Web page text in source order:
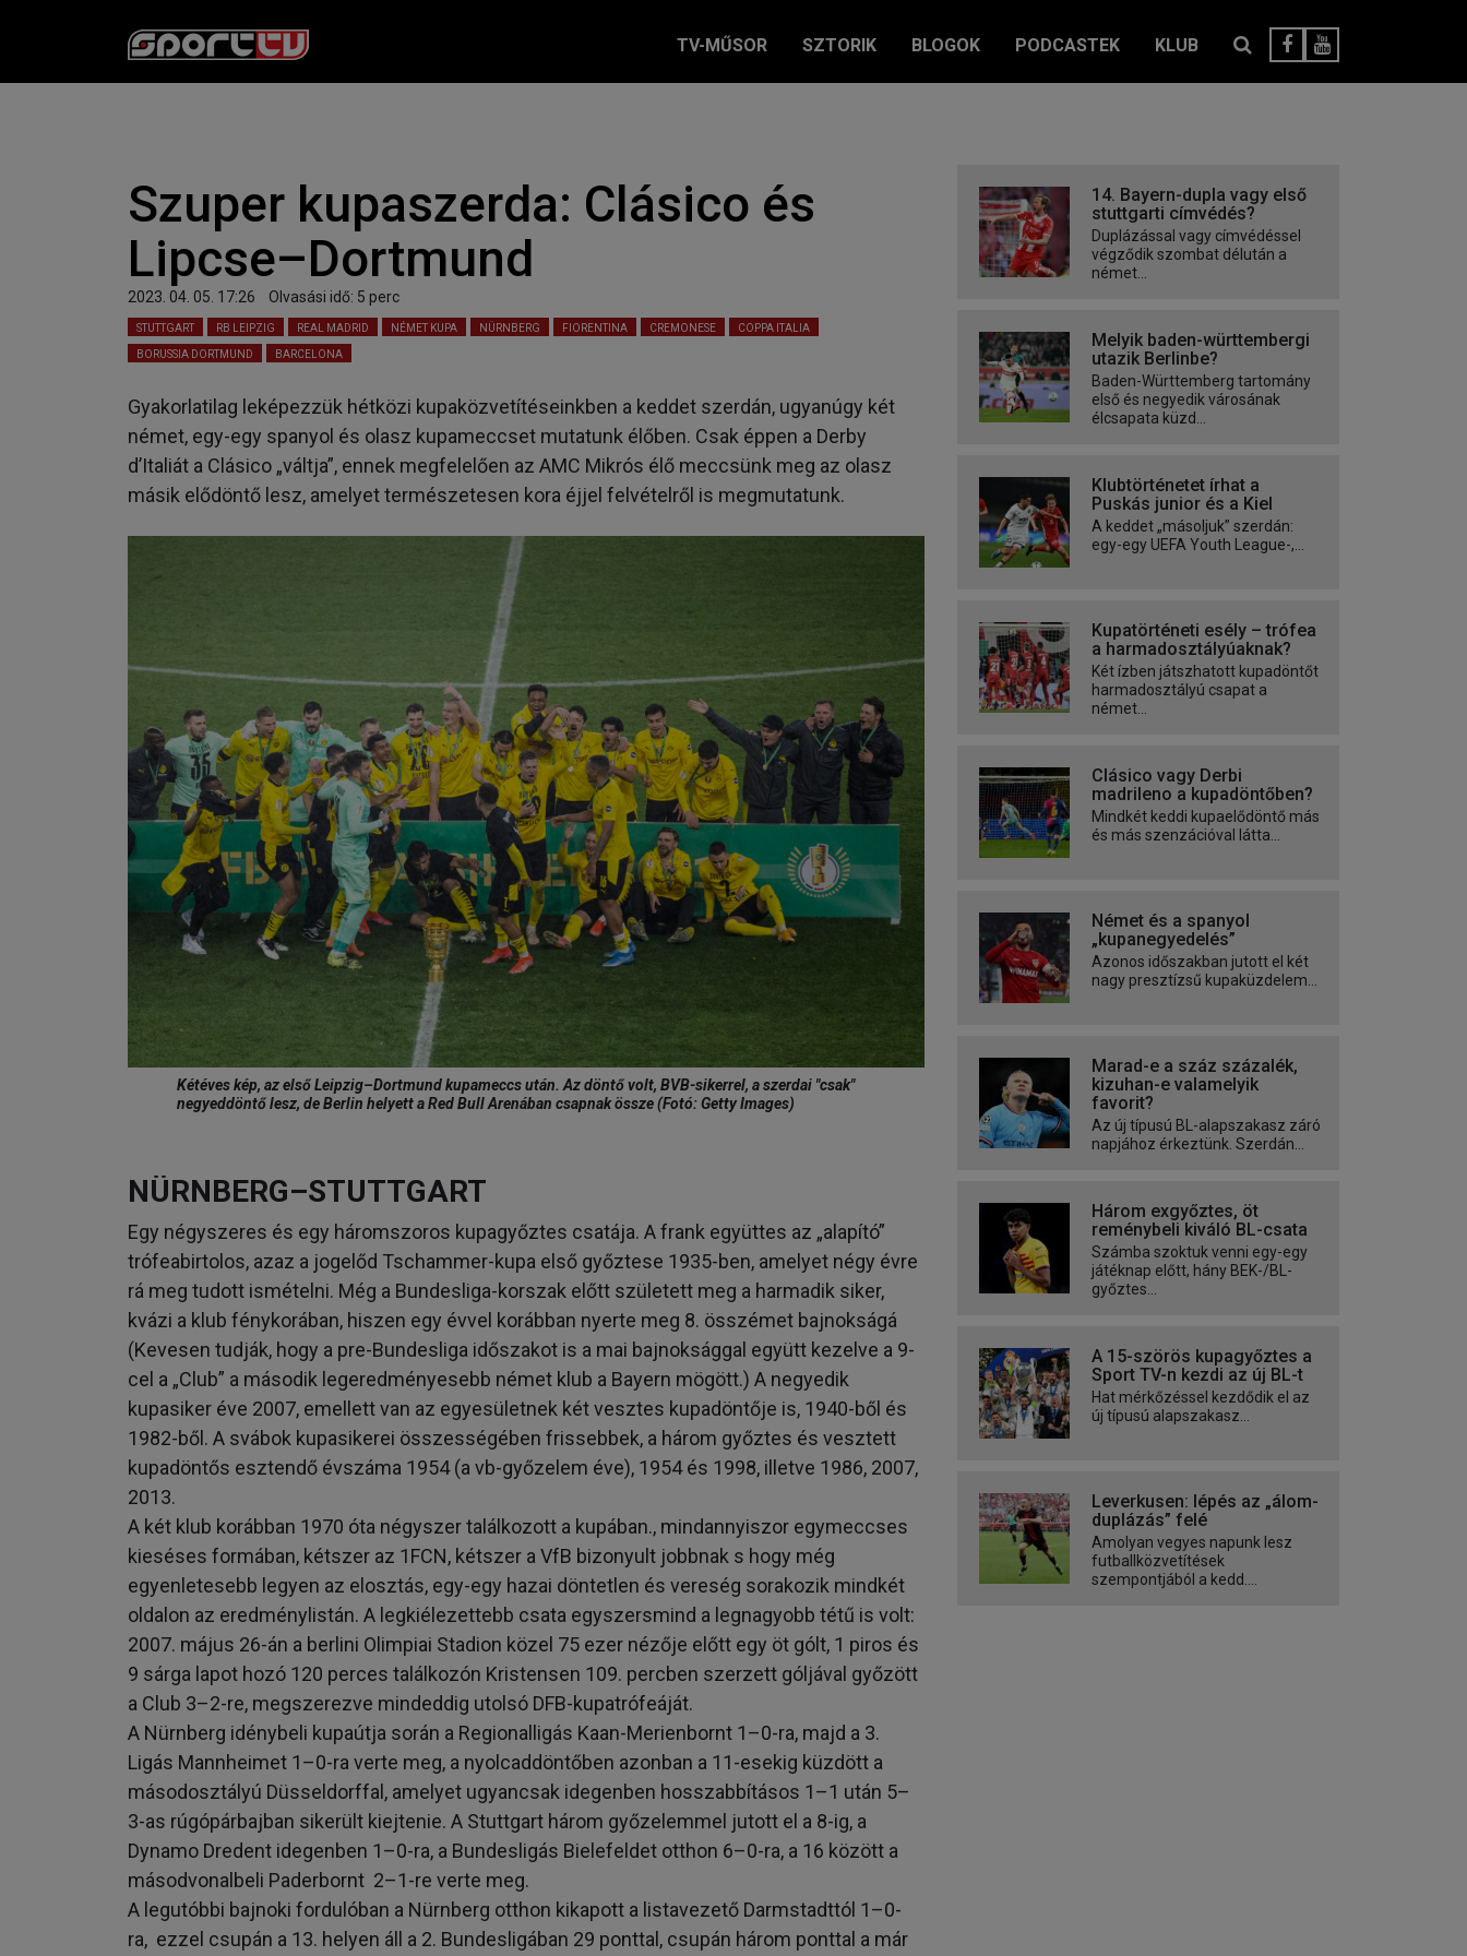
TV-MŰSOR SZTORIK BLOGOK PODCASTEK KLUB
Szuper kupaszerda: Clásico és
Lipcse–Dortmund
2023. 04. 05. 17:26 Olvasási idő: 5 perc
STUTTGART RB LEIPZIG REAL MADRID NÉMET KUPA NÜRNBERG FIORENTINA CREMONESE COPPA ITALIA
BORUSSIA DORTMUND BARCELONA
Gyakorlatilag leképezzük hétközi kupaközvetítéseinkben a keddet szerdán, ugyanúgy két
német, egy-egy spanyol és olasz kupameccset mutatunk élőben. Csak éppen a Derby
d’Italiát a Clásico „váltja”, ennek megfelelően az AMC Mikrós élő meccsünk meg az olasz
másik elődöntő lesz, amelyet természetesen kora éjjel felvételről is megmutatunk.
Kétéves kép, az első Leipzig–Dortmund kupameccs után. Az döntő volt, BVB-sikerrel, a szerdai "csak"
negyeddöntő lesz, de Berlin helyett a Red Bull Arenában csapnak össze (Fotó: Getty Images)
NÜRNBERG–STUTTGART
Egy négyszeres és egy háromszoros kupagyőztes csatája. A frank együttes az „alapító”
trófeabirtolos, azaz a jogelőd Tschammer-kupa első győztese 1935-ben, amelyet négy évre
rá meg tudott ismételni. Még a Bundesliga-korszak előtt született meg a harmadik siker,
kvázi a klub fénykorában, hiszen egy évvel korábban nyerte meg 8. összémet bajnokságá
(Kevesen tudják, hogy a pre-Bundesliga időszakot is a mai bajnoksággal együtt kezelve a 9-
cel a „Club” a második legeredményesebb német klub a Bayern mögött.) A negyedik
kupasiker éve 2007, emellett van az egyesületnek két vesztes kupadöntője is, 1940-ből és
1982-ből. A svábok kupasikerei összességében frissebbek, a három győztes és vesztett
kupadöntős esztendő évszáma 1954 (a vb-győzelem éve), 1954 és 1998, illetve 1986, 2007,
2013.
A két klub korábban 1970 óta négyszer találkozott a kupában., mindannyiszor egymeccses
kieséses formában, kétszer az 1FCN, kétszer a VfB bizonyult jobbnak s hogy még
egyenletesebb legyen az elosztás, egy-egy hazai döntetlen és vereség sorakozik mindkét
oldalon az eredménylistán. A legkiélezettebb csata egyszersmind a legnagyobb tétű is volt:
2007. május 26-án a berlini Olimpiai Stadion közel 75 ezer nézője előtt egy öt gólt, 1 piros és
9 sárga lapot hozó 120 perces találkozón Kristensen 109. percben szerzett góljával győzött
a Club 3–2-re, megszerezve mindeddig utolsó DFB-kupatrófeáját.
A Nürnberg idénybeli kupaútja során a Regionalligás Kaan-Merienbornt 1–0-ra, majd a 3.
Ligás Mannheimet 1–0-ra verte meg, a nyolcaddöntőben azonban a 11-esekig küzdött a
másodosztályú Düsseldorffal, amelyet ugyancsak idegenben hosszabbításos 1–1 után 5–
3-as rúgópárbajban sikerült kiejtenie. A Stuttgart három győzelemmel jutott el a 8-ig, a
Dynamo Dredent idegenben 1–0-ra, a Bundesligás Bielefeldet otthon 6–0-ra, a 16 között a
másodvonalbeli Paderbornt 2–1-re verte meg.
A legutóbbi bajnoki fordulóban a Nürnberg otthon kikapott a listavezető Darmstadttól 1–0-
ra, ezzel csupán a 13. helyen áll a 2. Bundesligában 29 ponttal, csupán három ponttal a már
14. Bayern-dupla vagy első
stuttgarti címvédés?
Duplázással vagy címvédéssel
végződik szombat délután a
német...
Melyik baden-württembergi
utazik Berlinbe?
Baden-Württemberg tartomány
első és negyedik városának
élcsapata küzd...
Klubtörténetet írhat a
Puskás junior és a Kiel
A keddet „másoljuk” szerdán:
egy-egy UEFA Youth League-,...
Kupatörténeti esély – trófea
a harmadosztályúaknak?
Két ízben játszhatott kupadöntőt
harmadosztályú csapat a
német...
Clásico vagy Derbi
madrileno a kupadöntőben?
Mindkét keddi kupaelődöntő más
és más szenzációval látta...
Német és a spanyol
„kupanegyedelés”
Azonos időszakban jutott el két
nagy presztízsű kupaküzdelem...
Marad-e a száz százalék,
kizuhan-e valamelyik
favorit?
Az új típusú BL-alapszakasz záró
napjához érkeztünk. Szerdán...
Három exgyőztes, öt
reménybeli kiváló BL-csata
Számba szoktuk venni egy-egy
játéknap előtt, hány BEK-/BL-
győztes...
A 15-szörös kupagyőztes a
Sport TV-n kezdi az új BL-t
Hat mérkőzéssel kezdődik el az
új típusú alapszakasz...
Leverkusen: lépés az „álom-
duplázás” felé
Amolyan vegyes napunk lesz
futballközvetítések
szempontjából a kedd....